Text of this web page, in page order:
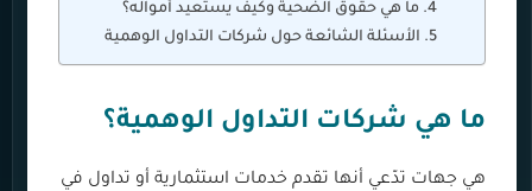
ما هي حقوق الضحية وكيف يستعيد أمواله؟
الأسئلة الشائعة حول شركات التداول الوهمية
ما هي شركات التداول الوهمية؟
هي جهات تدّعي أنها تقدم خدمات استثمارية أو تداول في